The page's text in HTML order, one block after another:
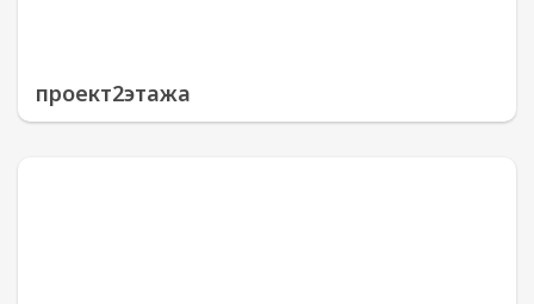
проект2этажа